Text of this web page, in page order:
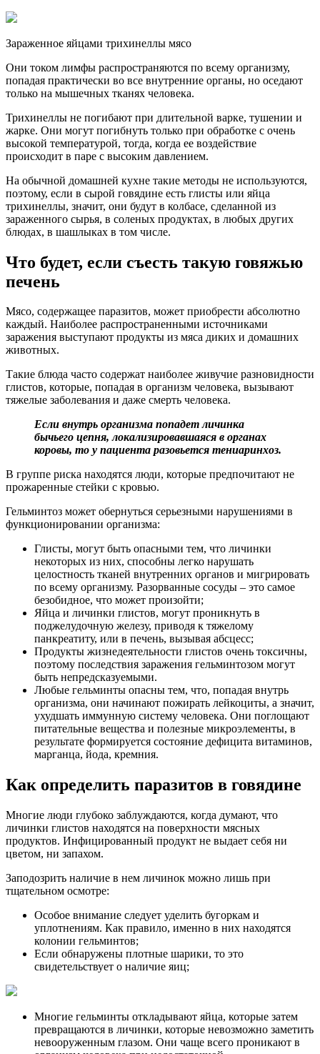
Зараженное яйцами трихинеллы мясо
Они током лимфы распространяются по всему организму,
попадая практически во все внутренние органы, но оседают
только на мышечных тканях человека.
Трихинеллы не погибают при длительной варке, тушении и
жарке. Они могут погибнуть только при обработке с очень
высокой температурой, тогда, когда ее воздействие
происходит в паре с высоким давлением.
На обычной домашней кухне такие методы не используются,
поэтому, если в сырой говядине есть глисты или яйца
трихинеллы, значит, они будут в колбасе, сделанной из
зараженного сырья, в соленых продуктах, в любых других
блюдах, в шашлыках в том числе.
Что будет, если съесть такую говяжью
печень
Мясо, содержащее паразитов, может приобрести абсолютно
каждый. Наиболее распространенными источниками
заражения выступают продукты из мяса диких и домашних
животных.
Такие блюда часто содержат наиболее живучие разновидности
глистов, которые, попадая в организм человека, вызывают
тяжелые заболевания и даже смерть человека.
Если внутрь организма попадет личинка
бычьего цепня, локализировавшаяся в органах
коровы, то у пациента разовьется тениаринхоз.
В группе риска находятся люди, которые предпочитают не
прожаренные стейки с кровью.
Гельминтоз может обернуться серьезными нарушениями в
функционировании организма:
Глисты, могут быть опасными тем, что личинки
некоторых из них, способны легко нарушать
целостность тканей внутренних органов и мигрировать
по всему организму. Разорванные сосуды – это самое
безобидное, что может произойти;
Яйца и личинки глистов, могут проникнуть в
поджелудочную железу, приводя к тяжелому
панкреатиту, или в печень, вызывая абсцесс;
Продукты жизнедеятельности глистов очень токсичны,
поэтому последствия заражения гельминтозом могут
быть непредсказуемыми.
Любые гельминты опасны тем, что, попадая внутрь
организма, они начинают пожирать лейкоциты, а значит,
ухудшать иммунную систему человека. Они поглощают
питательные вещества и полезные микроэлементы, в
результате формируется состояние дефицита витаминов,
марганца, йода, кремния.
Как определить паразитов в говядине
Многие люди глубоко заблуждаются, когда думают, что
личинки глистов находятся на поверхности мясных
продуктов. Инфицированный продукт не выдает себя ни
цветом, ни запахом.
Заподозрить наличие в нем личинок можно лишь при
тщательном осмотре:
Особое внимание следует уделить бугоркам и
уплотнениям. Как правило, именно в них находятся
колонии гельминтов;
Если обнаружены плотные шарики, то это
свидетельствует о наличие яиц;
Многие гельминты откладывают яйца, которые затем
превращаются в личинки, которые невозможно заметить
невооруженным глазом. Они чаще всего проникают в